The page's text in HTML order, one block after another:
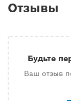
Отзывы
Будьте
Ваш отзыв